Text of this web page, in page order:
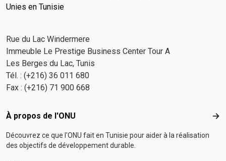
Unies en Tunisie
Rue du Lac Windermere
Immeuble Le Prestige Business Center Tour A
Les Berges du Lac, Tunis
Tél. : (+216) 36 011 680
Fax : (+216) 71 900 668
Footer menu
À propos de l'ONU À
Découvrez ce que l'ONU fait en Tunisie pour aider à la réalisation
des objectifs de développement durable.